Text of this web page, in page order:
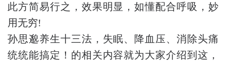
此方简易行之，效果明显，如懂配合呼吸，妙
用无穷!
孙思邈养生十三法，失眠、降血压、消除头痛
统统能搞定！的相关内容就为大家介绍到这，